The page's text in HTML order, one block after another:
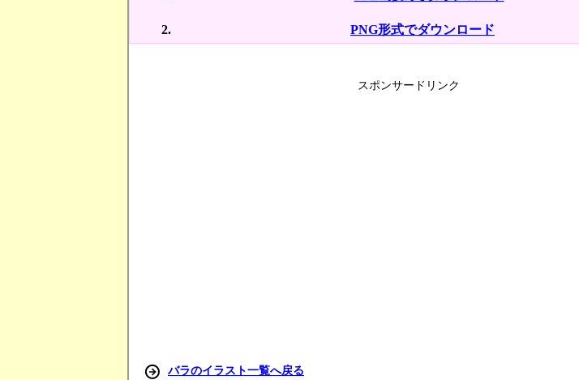
PNG形式でダウンロード
スポンサードリンク
バラのイラスト一覧へ戻る